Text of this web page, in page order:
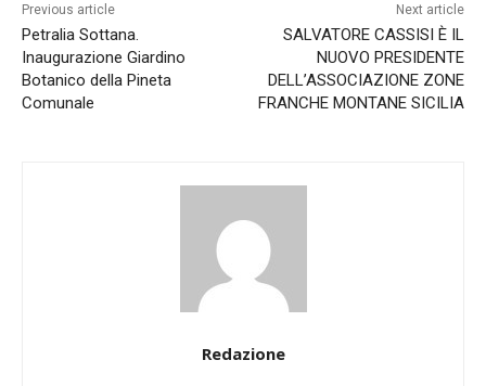
Previous article
Petralia Sottana.
Inaugurazione Giardino
Botanico della Pineta
Comunale
Next article
SALVATORE CASSISI È IL
NUOVO PRESIDENTE
DELL’ASSOCIAZIONE ZONE
FRANCHE MONTANE SICILIA
Redazione